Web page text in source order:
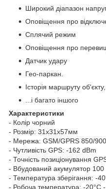
Широкий діапазон
Оповіщення про
Сплячий режим
Оповіщення про
Датчик удару
Гео-паркан.
Історія маршруту
...і багато іншого
Характеристики
- Колір чорний
- Розмір: 31x31x57мм
- Мережа: GSM/GPRS 850/
- Чутливість GPS: -162 dBm
- Точність позиціонування
- Вбудований акумулятор 100
- Температура зберігання: -
- Робоча температура: -20°C